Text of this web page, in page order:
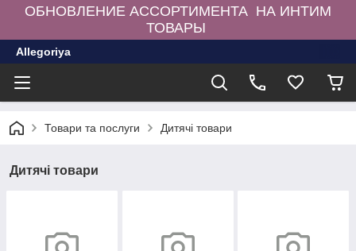
ОБНОВЛЕНИЕ АССОРТИМЕНТА НА ИНТИМ
ТОВАРЫ
Allegoriya
Товари та послуги Дитячі товари
Дитячі товари